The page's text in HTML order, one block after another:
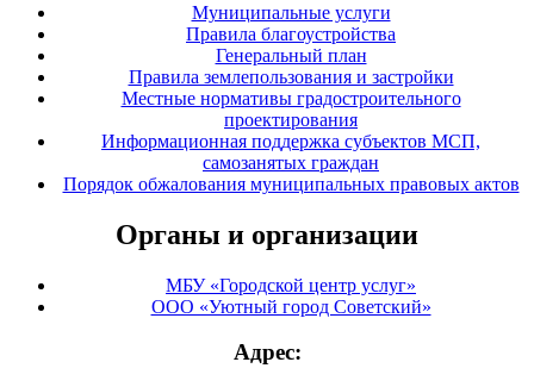
Муниципальные услуги
Правила благоустройства
Генеральный план
Правила землепользования и застройки
Местные нормативы градостроительного
проектирования
Информационная поддержка субъектов МСП,
самозанятых граждан
Порядок обжалования муниципальных правовых актов
Органы и организации
МБУ «Городской центр услуг»
ООО «Уютный город Советский»
Адрес: